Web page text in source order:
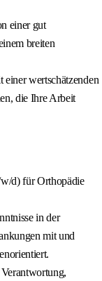
einer gut
breiten
einer wertschätzenden
die Ihre Arbeit
d) für Orthopädie
in der
mit und